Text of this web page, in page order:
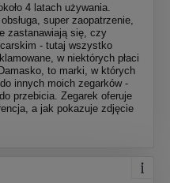
4 latach używania.
super zaopatrzenie,
zastanawiają się, czy
- tutaj wszystko
w niektórych płaci
to marki, w których
innych moich zegarków -
przebicia. Zegarek oferuje
a jak pokazuje zdjęcie